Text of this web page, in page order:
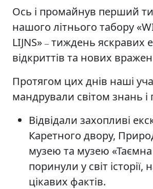
Ось і промайнув перший
нашого літнього табору
LIJNS» – тиждень яскравих
відкриттів та нових
Протягом цих днів наші
мандрували світом знань і
Відвідали захопливі
Каретного двору,
музею та музею «Таємна
поринули у світ історії,
цікавих фактів.